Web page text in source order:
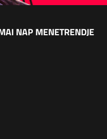
NAP MENETRENDJE